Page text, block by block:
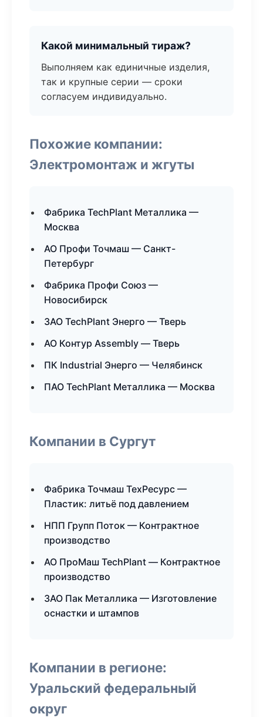
Какой минимальный тираж?
Выполняем как единичные изделия,
так и крупные серии — сроки
согласуем индивидуально.
Похожие компании:
Электромонтаж и жгуты
Фабрика TechPlant Металлика —
Москва
АО Профи Точмаш — Санкт-
Петербург
Фабрика Профи Союз —
Новосибирск
ЗАО TechPlant Энерго — Тверь
АО Контур Assembly — Тверь
ПК Industrial Энерго — Челябинск
ПАО TechPlant Металлика — Москва
Компании в Сургут
Фабрика Точмаш ТехРесурс —
Пластик: литьё под давлением
НПП Групп Поток — Контрактное
производство
АО ПроМаш TechPlant — Контрактное
производство
ЗАО Пак Металлика — Изготовление
оснастки и штампов
Компании в регионе:
Уральский федеральный
округ